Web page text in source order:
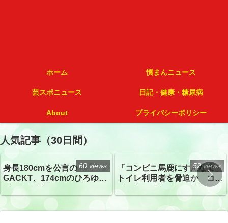
ホーム 憤まんニュース
芸スポニュース 日記・健康・糖尿病
About プライバシーポリシー
人気記事（30日間）
身長180cmを公言の
GACKT、174cmのひろゆき
トざわつき イベントでの写
真が話題
60 views
「コンビニ馬鹿にすんなよ」
トイレ利用者を脅迫か コン
52 views